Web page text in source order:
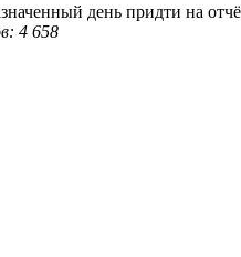
день придти на
4 658